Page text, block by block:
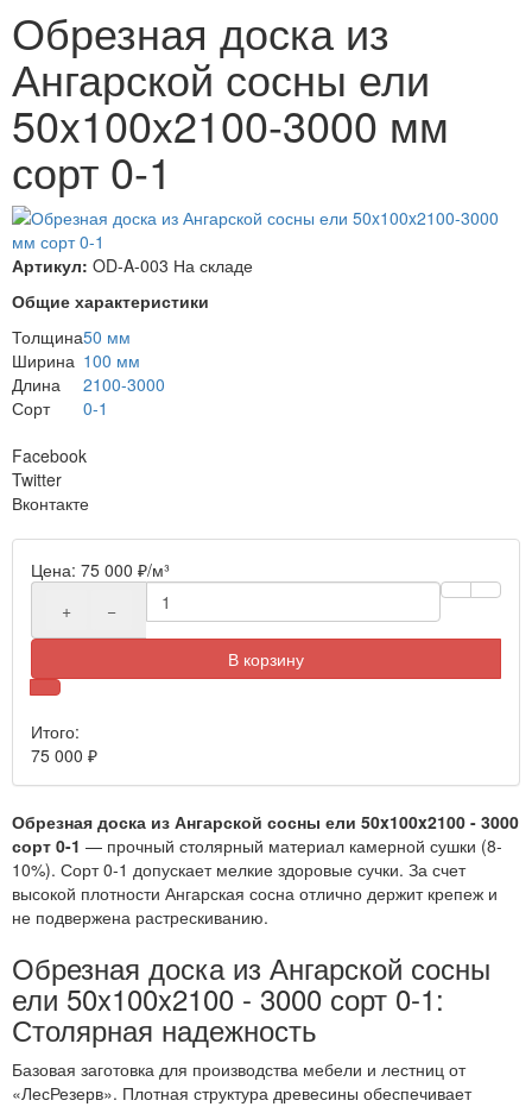
Обрезная доска из
Ангарской сосны ели
50x100x2100-3000 мм
сорт 0-1
Артикул: OD-A-003 На складе
Общие характеристики
Толщина50 мм
Ширина 100 мм
Длина
2100-3000
Сорт
0-1
Facebook
Twitter
Вконтакте
Цена: 75 000 ₽/м³
+
−
В корзину
Итого:
75 000 ₽
Обрезная доска из Ангарской сосны ели 50x100x2100 - 3000
сорт 0-1 — прочный столярный материал камерной сушки (8-
10%). Сорт 0-1 допускает мелкие здоровые сучки. За счет
высокой плотности Ангарская сосна отлично держит крепеж и
не подвержена растрескиванию.
Обрезная доска из Ангарской сосны
ели 50x100x2100 - 3000 сорт 0-1:
Столярная надежность
Базовая заготовка для производства мебели и лестниц от
«ЛесРезерв». Плотная структура древесины обеспечивает